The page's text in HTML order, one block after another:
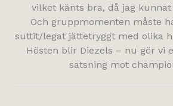
vilket känts bra, då jag
Och gruppmomenten måste
suttit/legat jättetryggt med olika
Hösten blir Diezels – nu gör vi
satsning mot